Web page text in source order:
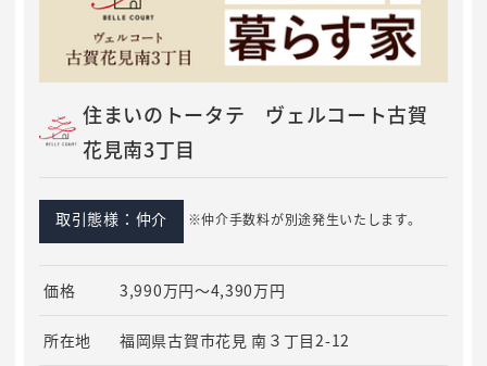
住まいのトータテ ヴェルコート古賀
花見南3丁目
取引態様：仲介 ※仲介手数料が別途発生いたします。
価格 3,990万円～4,390万円
所在地 福岡県古賀市花見 南３丁目2-12